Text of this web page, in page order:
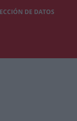
DE DATOS